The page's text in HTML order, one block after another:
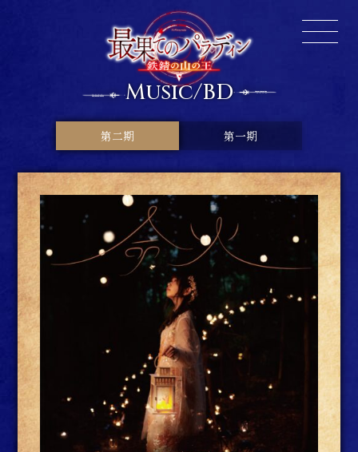
Music/BD
第二期 第一期